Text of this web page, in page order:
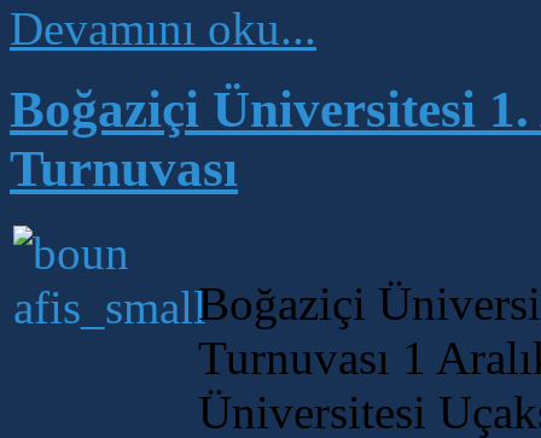
Devamını oku...
Boğaziçi Üniversitesi 1.
Turnuvası
Boğaziçi
Turnuvası 1
Üniversitesi